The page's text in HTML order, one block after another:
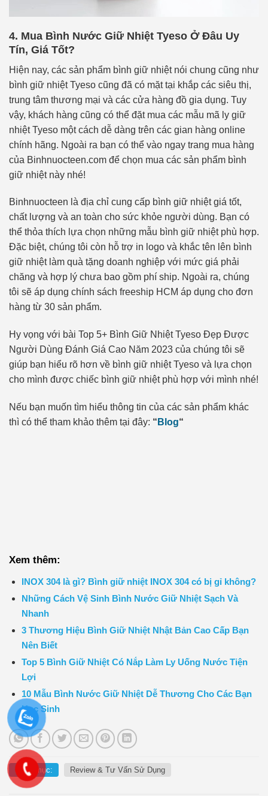
4. Mua Bình Nước Giữ Nhiệt Tyeso Ở Đâu Uy
Tín, Giá Tốt?
Hiện nay, các sản phẩm bình giữ nhiệt nói chung cũng như
bình giữ nhiệt Tyeso cũng đã có mặt tại khắp các siêu thị,
trung tâm thương mại và các cửa hàng đồ gia dụng. Tuy
vậy, khách hàng cũng có thể đặt mua các mẫu mã ly giữ
nhiệt Tyeso một cách dễ dàng trên các gian hàng online
chính hãng. Ngoài ra bạn có thể vào ngay trang mua hàng
của Binhnuocteen.com để chọn mua các sản phẩm bình
giữ nhiệt này nhé!
Binhnuocteen là địa chỉ cung cấp bình giữ nhiệt giá tốt,
chất lượng và an toàn cho sức khỏe người dùng. Bạn có
thể thỏa thích lựa chọn những mẫu bình giữ nhiệt phù hợp.
Đặc biệt, chúng tôi còn hỗ trợ in logo và khắc tên lên bình
giữ nhiệt làm quà tặng doanh nghiệp với mức giá phải
chăng và hợp lý chưa bao gồm phí ship. Ngoài ra, chúng
tôi sẽ áp dụng chính sách freeship HCM áp dụng cho đơn
hàng từ 30 sản phẩm.
Hy vọng với bài Top 5+ Bình Giữ Nhiệt Tyeso Đẹp Được
Người Dùng Đánh Giá Cao Năm 2023 của chúng tôi sẽ
giúp bạn hiểu rõ hơn về bình giữ nhiệt Tyeso và lựa chọn
cho mình được chiếc bình giữ nhiệt phù hợp với mình nhé!
Nếu bạn muốn tìm hiểu thông tin của các sản phẩm khác
thì có thể tham khảo thêm tại đây: “ Blog“
Xem thêm:
INOX 304 là gì? Bình giữ nhiệt INOX 304 có bị gỉ không?
Những Cách Vệ Sinh Bình Nước Giữ Nhiệt Sạch Và
Nhanh
3 Thương Hiệu Bình Giữ Nhiệt Nhật Bản Cao Cấp Bạn
Nên Biết
Top 5 Bình Giữ Nhiệt Có Nắp Làm Ly Uống Nước Tiện
Lợi
10 Mẫu Bình Nước Giữ Nhiệt Dễ Thương Cho Các Bạn
Học Sinh
Danh mục: Review & Tư Vấn Sử Dụng